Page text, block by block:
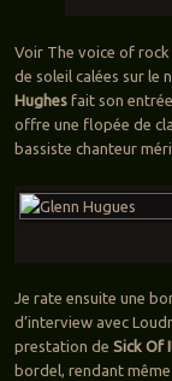
Voir The voice of
de soleil calées sur le
Hughesfait son entrée
offre une flopée de
bassiste chanteur
Je rate ensuite une
d’interview avec
prestation de Sick Of
bordel, rendant